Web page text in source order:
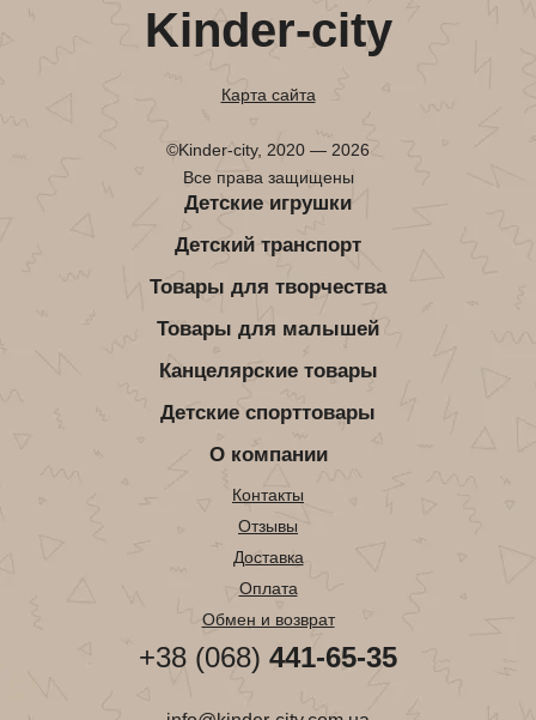
Kinder-city
Карта сайта
©Kinder-city, 2020 — 2026
Все права защищены
Детские игрушки
Детский транспорт
Товары для творчества
Товары для малышей
Канцелярские товары
Детские спорттовары
О компании
Контакты
Отзывы
Доставка
Оплата
Обмен и возврат
+38 (068) 441-65-35